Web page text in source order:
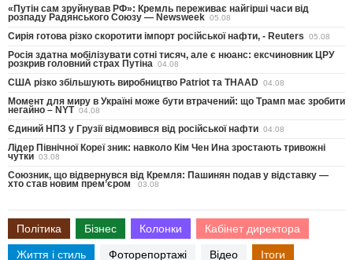
«Путін сам зруйнував РФ»: Кремль переживає найгірші часи від
розпаду Радянського Союзу — Newsweek 05.08
Сирія готова різко скоротити імпорт російської нафти, - Reuters 05.08
Росія здатна мобілізувати сотні тисяч, але є нюанс: ексчиновник ЦРУ
розкрив головний страх Путіна 04.08
США різко збільшують виробництво Patriot та THAAD 04.08
Момент для миру в Україні може бути втрачений: що Трамп має зробити
негайно – NYT 04.08
Єдиний НПЗ у Грузії відмовився від російської нафти 04.08
Лідер Північної Кореї зник: навколо Кім Чен Ина зростають тривожні
чутки 03.08
Союзник, що відвернувся від Кремля: Пашинян подав у відставку —
хто став новим прем’єром 03.08
Політика Бізнес Колонки Кабінет директора
Життя і стиль Фоторепортажі Відео Ітоги